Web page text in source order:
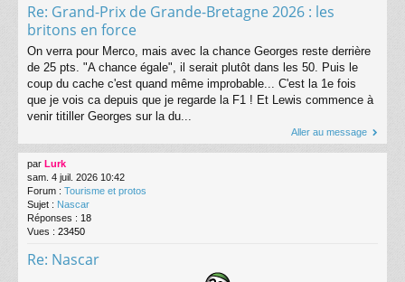
Re: Grand-Prix de Grande-Bretagne 2026 : les
britons en force
On verra pour Merco, mais avec la chance Georges reste derrière
de 25 pts. "A chance égale", il serait plutôt dans les 50. Puis le
coup du cache c'est quand même improbable... C'est la 1e fois
que je vois ca depuis que je regarde la F1 ! Et Lewis commence à
venir titiller Georges sur la du...
Aller au message
par Lurk
sam. 4 juil. 2026 10:42
Forum : Tourisme et protos
Sujet : Nascar
Réponses : 18
Vues : 23450
Re: Nascar